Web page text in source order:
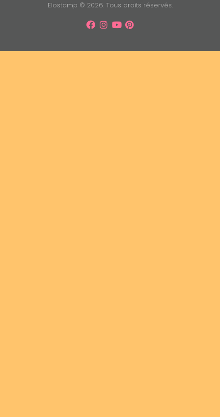
Elostamp © 2026. Tous droits réservés.